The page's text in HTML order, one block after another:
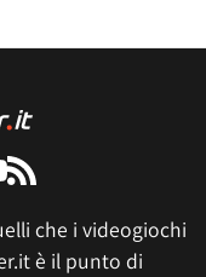
che i videogiochi
è il punto di